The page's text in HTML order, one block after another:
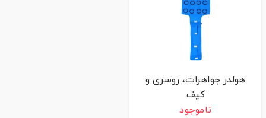
هولدر جواهرات، روسری و
کیف
ناموجود